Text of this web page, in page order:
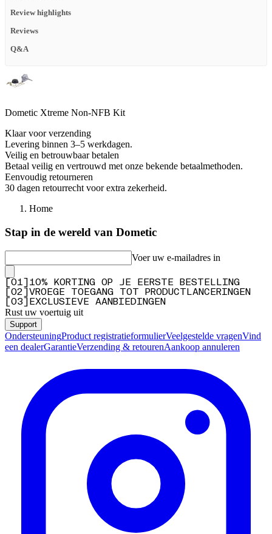
Review highlights
Reviews
Q&A
Dometic Xtreme Non-NFB Kit
Klaar voor verzending
Levering binnen 3–5 werkdagen.
Veilig en betrouwbaar betalen
Betaal veilig en vertrouwd met onze bekende betaalmethoden.
Eenvoudig retourneren
30 dagen retourrecht voor extra zekerheid.
Home
Stap in de wereld van Dometic
Voer uw e-mailadres in
01
10% KORTING OP JE EERSTE BESTELLING
02
VROEGE TOEGANG TOT PRODUCTLANCERINGEN
03 EXCLUSIEVE AANBIEDINGEN
Rust uw voertuig uit
Support
OndersteuningProduct registratieformulierVeelgestelde vragenVind
een dealerGarantieVerzending & retourenAankoop annuleren